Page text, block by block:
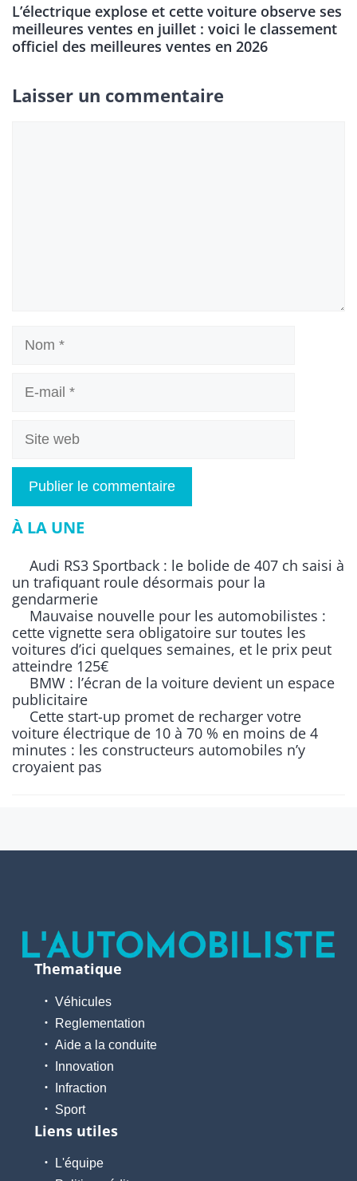
L’électrique explose et cette voiture observe ses
meilleures ventes en juillet : voici le classement
officiel des meilleures ventes en 2026
Laisser un commentaire
À LA UNE
Audi RS3 Sportback : le bolide de 407 ch saisi à
un trafiquant roule désormais pour la
gendarmerie
Mauvaise nouvelle pour les automobilistes :
cette vignette sera obligatoire sur toutes les
voitures d’ici quelques semaines, et le prix peut
atteindre 125€
BMW : l’écran de la voiture devient un espace
publicitaire
Cette start-up promet de recharger votre
voiture électrique de 10 à 70 % en moins de 4
minutes : les constructeurs automobiles n’y
croyaient pas
Thematique
Véhicules
Reglementation
Aide a la conduite
Innovation
Infraction
Sport
Liens utiles
L'équipe